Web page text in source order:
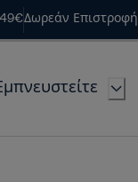
Δωρεάν Επιστροφή